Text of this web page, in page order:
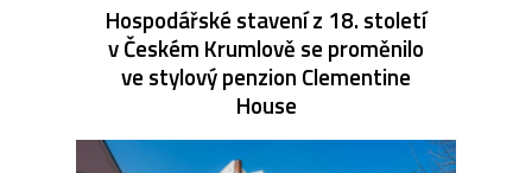
Hospodářské stavení z 18. století
v Českém Krumlově se proměnilo
ve stylový penzion Clementine
House